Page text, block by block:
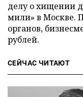
делу о хищении
мили» в Москве.
органов,
рублей.
СЕЙЧАС ЧИТАЮТ